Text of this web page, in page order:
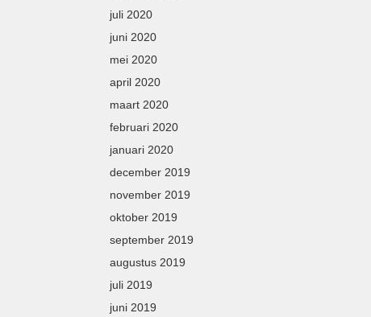
juli 2020
juni 2020
mei 2020
april 2020
maart 2020
februari 2020
januari 2020
december 2019
november 2019
oktober 2019
september 2019
augustus 2019
juli 2019
juni 2019